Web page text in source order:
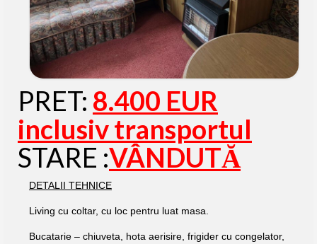
PRET: 8.400 EUR
inclusiv transportul
STARE :VÂNDUTĂ
DETALII TEHNICE
Living cu coltar, cu loc pentru luat masa.
Bucatarie – chiuveta, hota aerisire, frigider cu congelator,